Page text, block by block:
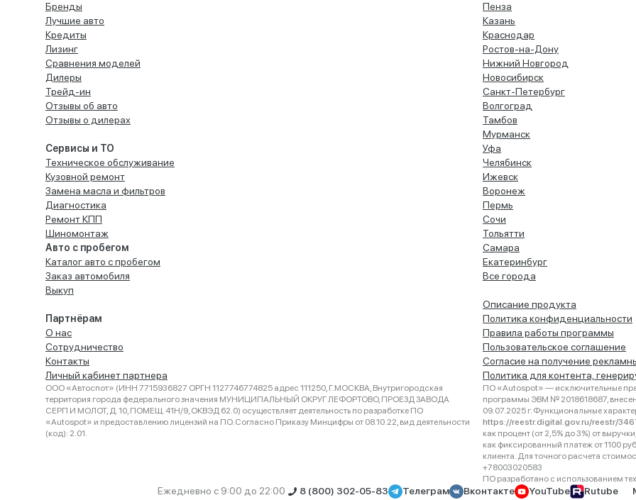
Бренды
Лучшие авто
Кредиты
Лизинг
Сравнения моделей
Дилеры
Трейд-ин
Отзывы об авто
Отзывы о дилерах
Сервисы и ТО
Техническое обслуживание
Кузовной ремонт
Замена масла и фильтров
Диагностика
Ремонт КПП
Шиномонтаж
Авто с пробегом
Каталог авто с пробегом
Заказ автомобиля
Выкуп
Партнёрам
О нас
Сотрудничество
Контакты
Личный кабинет партнера
Пенза
Казань
Краснодар
Ростов-на-Дону
Нижний Новгород
Новосибирск
Санкт-Петербург
Волгоград
Тамбов
Мурманск
Уфа
Челябинск
Ижевск
Воронеж
Пермь
Сочи
Тольятти
Самара
Екатеринбург
Все города
Описание продукта
Политика конфиденциальности
Правила работы программы
Пользовательское соглашение
Согласие на получение
Политика для контента,
ООО «Автоспот» (ИНН 7715936827 ОРГН 1127746774825 адрес 111250, Г.МОСКВА, Внутригородская
территория города федерального значения МУНИЦИПАЛЬНЫЙ ОКРУГ ЛЕФОРТОВО, ПРОЕЗД ЗАВОДА
СЕРП И МОЛОТ, Д. 10, ПОМЕЩ. 41Н/9, ОКВЭД 62.0) осуществляет деятельность по разработке ПО
«Autospot» и предоставлению лицензий на ПО. Согласно Приказу Минцифры от 08.10.22, вид деятельности
(код): 2.01.
ПО «Autospot» — исключительные
программы ЭВМ № 2018618687,
09.07.2025 г. Функциональные
https://reestr.digital.gov.ru/reestr/
как процент (от 2,5% до 3%) от
как фиксированный платеж от 1100
клиента. Для точного расчета
+78003020583
ПО разработано с использованием
Ежедневно с 9:00 до 22:00 8 (800) 302-05-83 Телеграм Вконтакте YouTube Rutube